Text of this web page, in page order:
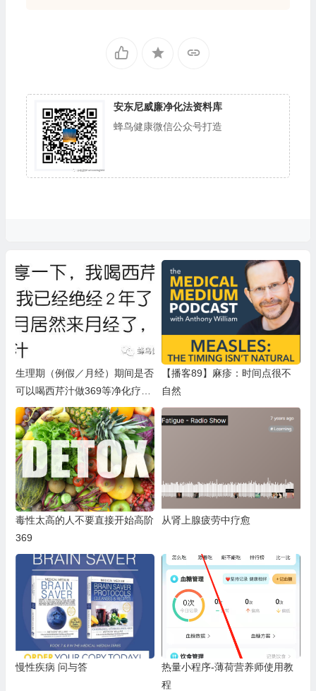
安东尼威廉净化法资料库
蜂鸟健康微信公众号打造
生理期（例假／月经）期间是否
可以喝西芹汁做369等净化疗愈
法？痛经、卵巢早衰、生理期问
题等
【播客89】麻疹：时间点很不
自然
毒性太高的人不要直接开始高阶
369
从肾上腺疲劳中疗愈
慢性疾病 问与答
热量小程序-薄荷营养师使用教
程